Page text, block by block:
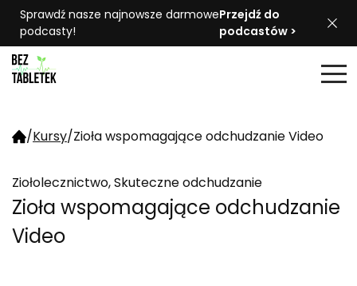
Sprawdź nasze najnowsze darmowe
podcasty!
Przejdź do
podcastów >
/Kursy/Zioła wspomagające odchudzanie Video
Ziołolecznictwo, Skuteczne odchudzanie
Zioła wspomagające odchudzanie
Video